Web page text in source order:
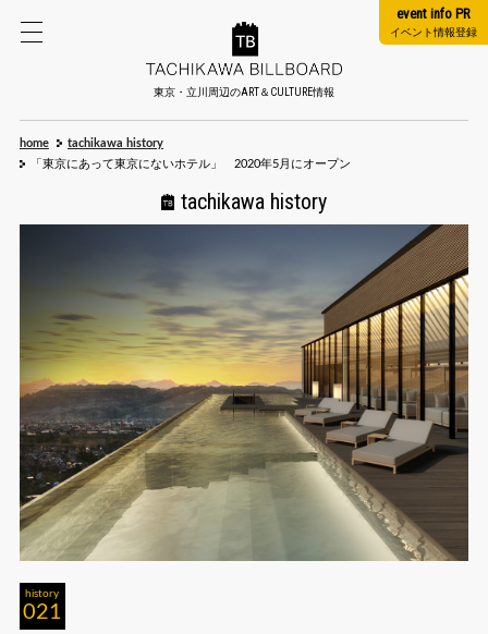
東京・立川周辺のART＆CULTURE情報
event info PR
イベント情報登録
home
tachikawa history
「東京にあって東京にないホテル」 2020年5月にオープン
tachikawa history
history
021